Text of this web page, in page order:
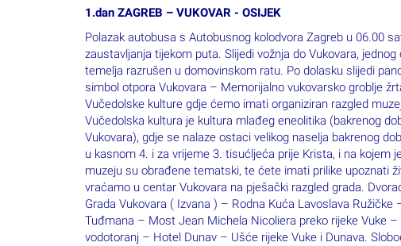
1.dan ZAGREB – VUKOVAR - OSIJEK
Polazak autobusa s Autobusnog kolodvora Zagreb u 06.00
zaustavljanja tijekom puta. Slijedi vožnja do Vukovara,
temelja razrušen u domovinskom ratu. Po dolasku slijedi
simbol otpora Vukovara – Memorijalno vukovarsko groblje
Vučedolske kulture gdje ćemo imati organiziran razgled
Vučedolska kultura je kultura mlađeg eneolitika (bakrenog
Vukovara), gdje se nalaze ostaci velikog naselja bakrenog
u kasnom 4. i za vrijeme 3. tisućljeća prije Krista, i na kojem
muzeju su obrađene tematski, te ćete imati prilike upoznati
vraćamo u centar Vukovara na pješački razgled grada.
Grada Vukovara ( Izvana ) – Rodna Kuća Lavoslava
Tuđmana – Most Jean Michela Nicoliera preko rijeke Vuke
vodotoranj – Hotel Dunav – Ušće rijeke Vuke i Dunava.